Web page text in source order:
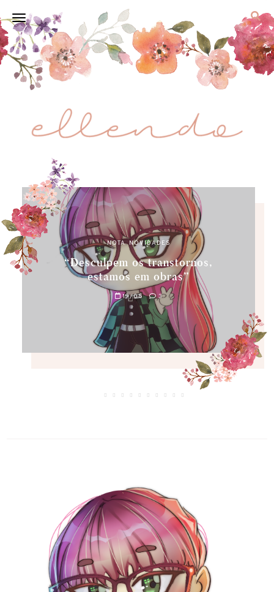
NOTA,NOVIDADES
“Desculpem os transtornos,
estamos em obras”
19/05 3